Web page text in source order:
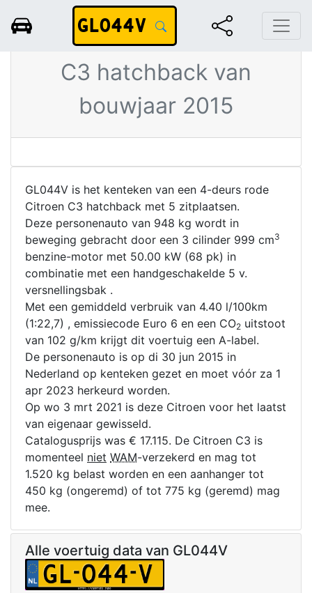
GL044VRode Citroen
C3 hatchback van
bouwjaar 2015
GL044V is het kenteken van een 4-deurs rode
Citroen C3 hatchback met 5 zitplaatsen.
Deze personenauto van 948 kg wordt in
beweging gebracht door een 3 cilinder 999 cm3
benzine-motor met 50.00 kW (68 pk) in
combinatie met een handgeschakelde 5 v.
versnellingsbak .
Met een gemiddeld verbruik van 4.40 l/100km
(1:22,7) , emissiecode Euro 6 en een CO2 uitstoot
van 102 g/km krijgt dit voertuig een A-label.
De personenauto is op di 30 jun 2015 in
Nederland op kenteken gezet en moet vóór za 1
apr 2023 herkeurd worden.
Op wo 3 mrt 2021 is deze Citroen voor het laatst
van eigenaar gewisseld.
Catalogusprijs was € 17.115. De Citroen C3 is
momenteel niet WAM-verzekerd en mag tot
1.520 kg belast worden en een aanhanger tot
450 kg (ongeremd) of tot 775 kg (geremd) mag
mee.
Alle voertuig data van GL044V